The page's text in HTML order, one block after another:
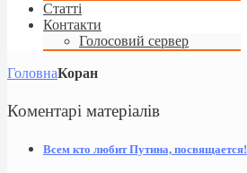
Статті
Контакти
Голосовий сервер
ГоловнаКоран
Коментарі матеріалів
Всем кто любит Путина, посвящается!